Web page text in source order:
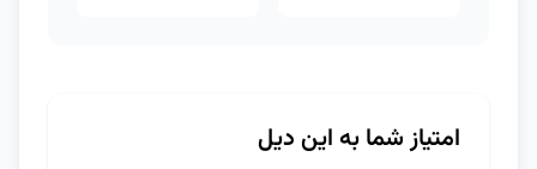
امتیاز شما به این دیل